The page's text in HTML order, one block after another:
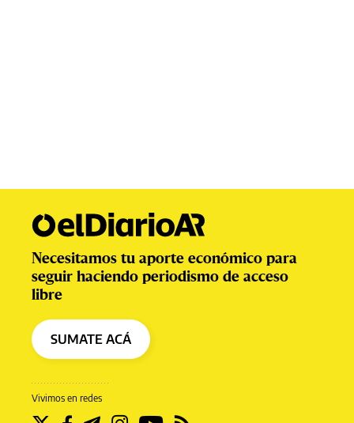
Vivimos en redes
Necesitamos tu aporte económico para
seguir haciendo periodismo de acceso
libre
SUMATE ACÁ